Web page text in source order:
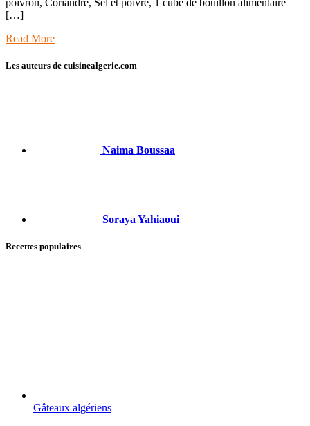
poivron, Coriandre, Sel et poivre, 1 cube de bouillon alimentaire
[…]
Read More
Les auteurs de cuisinealgerie.com
Naima Boussaa
Soraya Yahiaoui
Recettes populaires
Gâteaux algériens